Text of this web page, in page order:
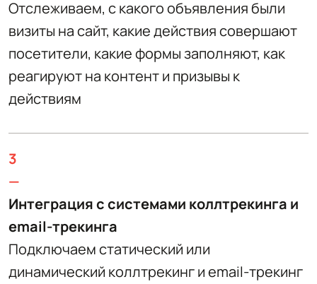
Отслеживаем, с какого объявления были
визиты на сайт, какие действия совершают
посетители, какие формы заполняют, как
реагируют на контент и призывы к
действиям
3
—
Интеграция с системами коллтрекинга и
email-трекинга
Подключаем статический или
динамический коллтрекинг и email-трекинг